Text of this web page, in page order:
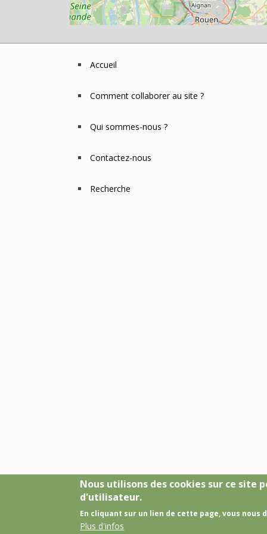
FooterAccueil
Comment collaborer au site ?
Qui sommes-nous ?
Contactez-nous
Recherche
Nous utilisons des cookies sur ce site
d'utilisateur.
En cliquant sur un lien de cette page, vous
Plus d'infos